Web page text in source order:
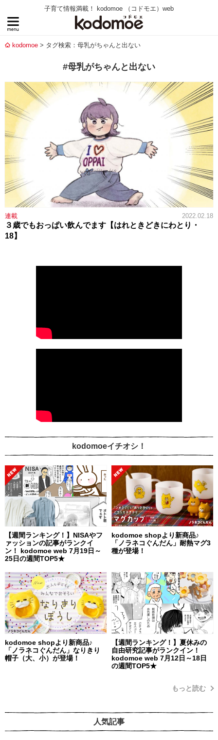
子育て情報満載！ kodomoe （コドモエ）web
kodomoe タグ検索：母乳がちゃんと出ない
#母乳がちゃんと出ない
連載 2022.02.18
３歳でもおっぱい飲んでます【はれときどきにわとり・
18】
kodomoeイチオシ！
【週間ランキング！】NISAやフ
ァッションの記事がランクイ
ン！ kodomoe web 7月19日～
25日の週間TOP5★
kodomoe shopより新商品♪
「ノラネコぐんだん」耐熱マグ3
種が登場！
kodomoe shopより新商品♪
「ノラネコぐんだん」なりきり
帽子（大、小）が登場！
【週間ランキング！】夏休みの
自由研究記事がランクイン！
kodomoe web 7月12日～18日
の週間TOP5★
もっと読む
人気記事